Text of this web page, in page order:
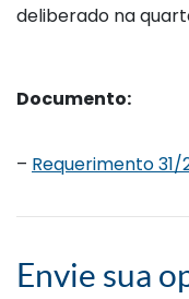
deliberado
Documento:
– Requerimento 31/
Envie sua